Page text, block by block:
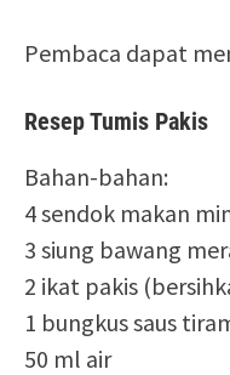
Pembaca dapat
Resep Tumis Pakis
Bahan-bahan:
4 sendok makan
3 siung bawang
2 ikat pakis
1 bungkus saus
50 ml air